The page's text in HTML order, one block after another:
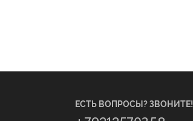
ЕСТЬ ВОПРОСЫ? ЗВОНИТЕ!